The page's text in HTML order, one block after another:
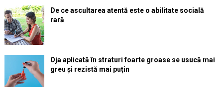
De ce ascultarea atentă este o abilitate socială
rară
Oja aplicată în straturi foarte groase se usucă mai
greu și rezistă mai puțin